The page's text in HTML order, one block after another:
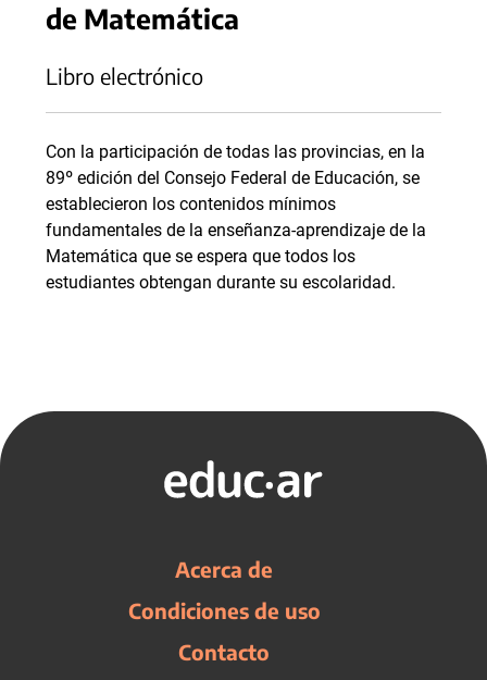
de Matemática
Libro electrónico
Con la participación de todas las provincias, en la
89º edición del Consejo Federal de Educación, se
establecieron los contenidos mínimos
fundamentales de la enseñanza-aprendizaje de la
Matemática que se espera que todos los
estudiantes obtengan durante su escolaridad.
Acerca de
Condiciones de uso
Contacto